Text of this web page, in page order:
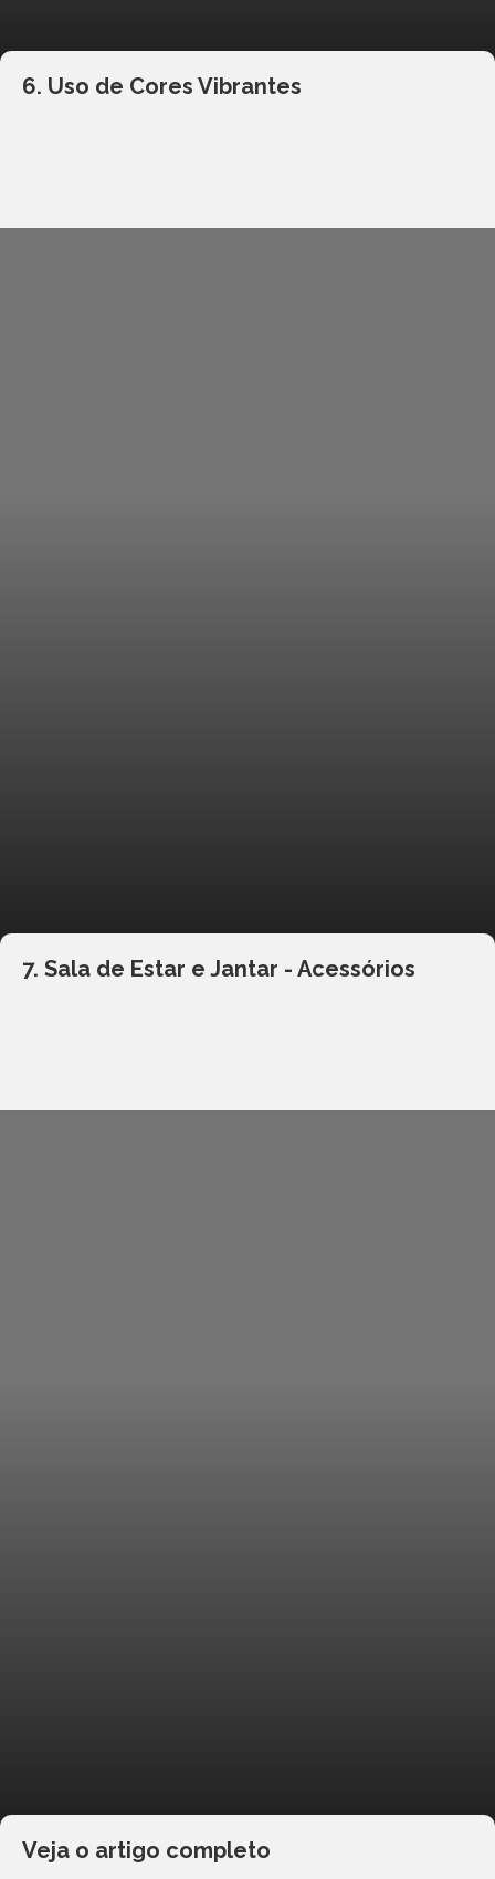
6. Uso de Cores Vibrantes
7. Sala de Estar e Jantar - Acessórios
Veja o artigo completo